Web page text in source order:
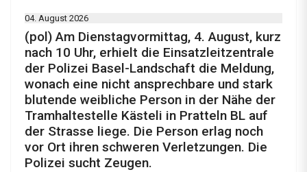
04. August 2026
(pol) Am Dienstagvormittag, 4. August, kurz
nach 10 Uhr, erhielt die Einsatzleitzentrale
der Polizei Basel-Landschaft die Meldung,
wonach eine nicht ansprechbare und stark
blutende weibliche Person in der Nähe der
Tramhaltestelle Kästeli in Pratteln BL auf
der Strasse liege. Die Person erlag noch
vor Ort ihren schweren Verletzungen. Die
Polizei sucht Zeugen.